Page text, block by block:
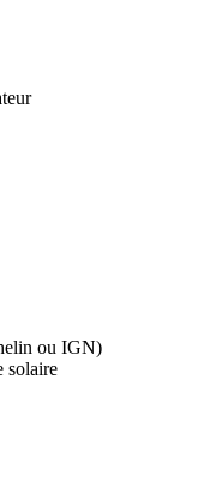
ou IGN)
solaire